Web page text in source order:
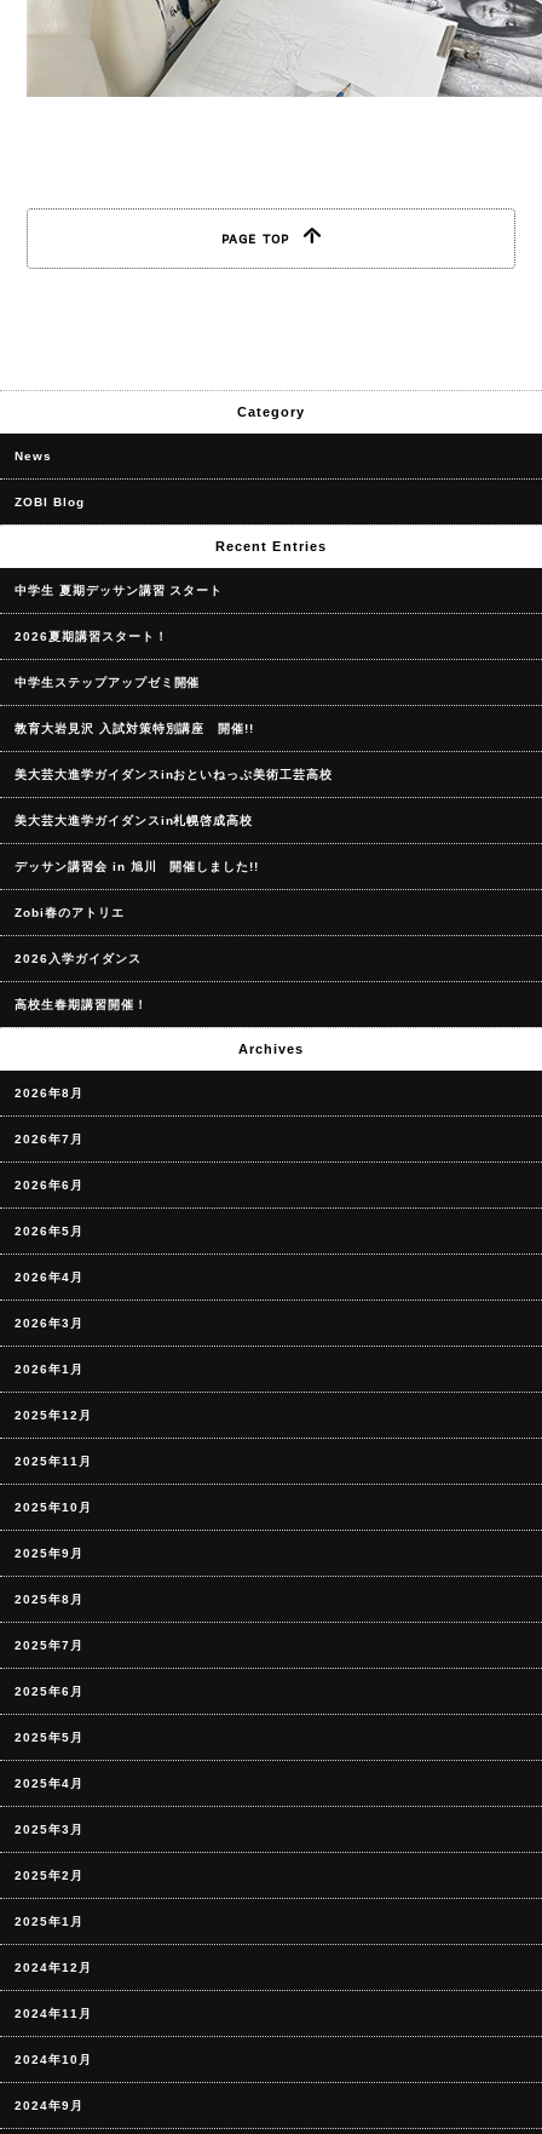
PAGE TOP
Category
News
ZOBI Blog
Recent Entries
中学生 夏期デッサン講習 スタート
2026夏期講習スタート！
中学生ステップアップゼミ開催
教育大岩見沢 入試対策特別講座 開催!!
美大芸大進学ガイダンスinおといねっぷ美術工芸高校
美大芸大進学ガイダンスin札幌啓成高校
デッサン講習会 in 旭川 開催しました!!
Zobi春のアトリエ
2026入学ガイダンス
高校生春期講習開催！
Archives
2026年8月
2026年7月
2026年6月
2026年5月
2026年4月
2026年3月
2026年1月
2025年12月
2025年11月
2025年10月
2025年9月
2025年8月
2025年7月
2025年6月
2025年5月
2025年4月
2025年3月
2025年2月
2025年1月
2024年12月
2024年11月
2024年10月
2024年9月